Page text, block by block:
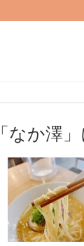
「なか澤